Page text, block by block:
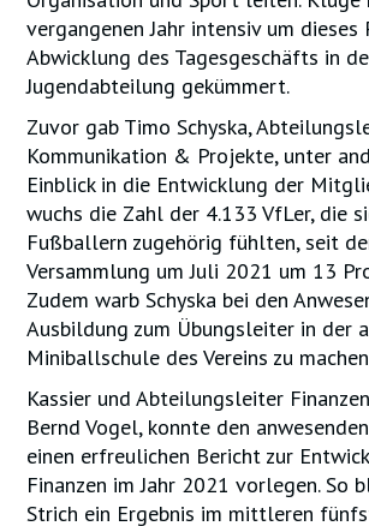
vergangenen Jahr intensiv um
Abwicklung des Tagesgeschäfts in
Jugendabteilung gekümmert.
Zuvor gab Timo Schyska,
Kommunikation & Projekte, unter
Einblick in die Entwicklung der
wuchs die Zahl der 4.133 VfLer, die
Fußballern zugehörig fühlten, seit
Versammlung um Juli 2021 um 13
Zudem warb Schyska bei den
Ausbildung zum Übungsleiter in der
Miniballschule des Vereins zu
Kassier und Abteilungsleiter
Bernd Vogel, konnte den
einen erfreulichen Bericht zur
Finanzen im Jahr 2021 vorlegen. So
Strich ein Ergebnis im mittleren